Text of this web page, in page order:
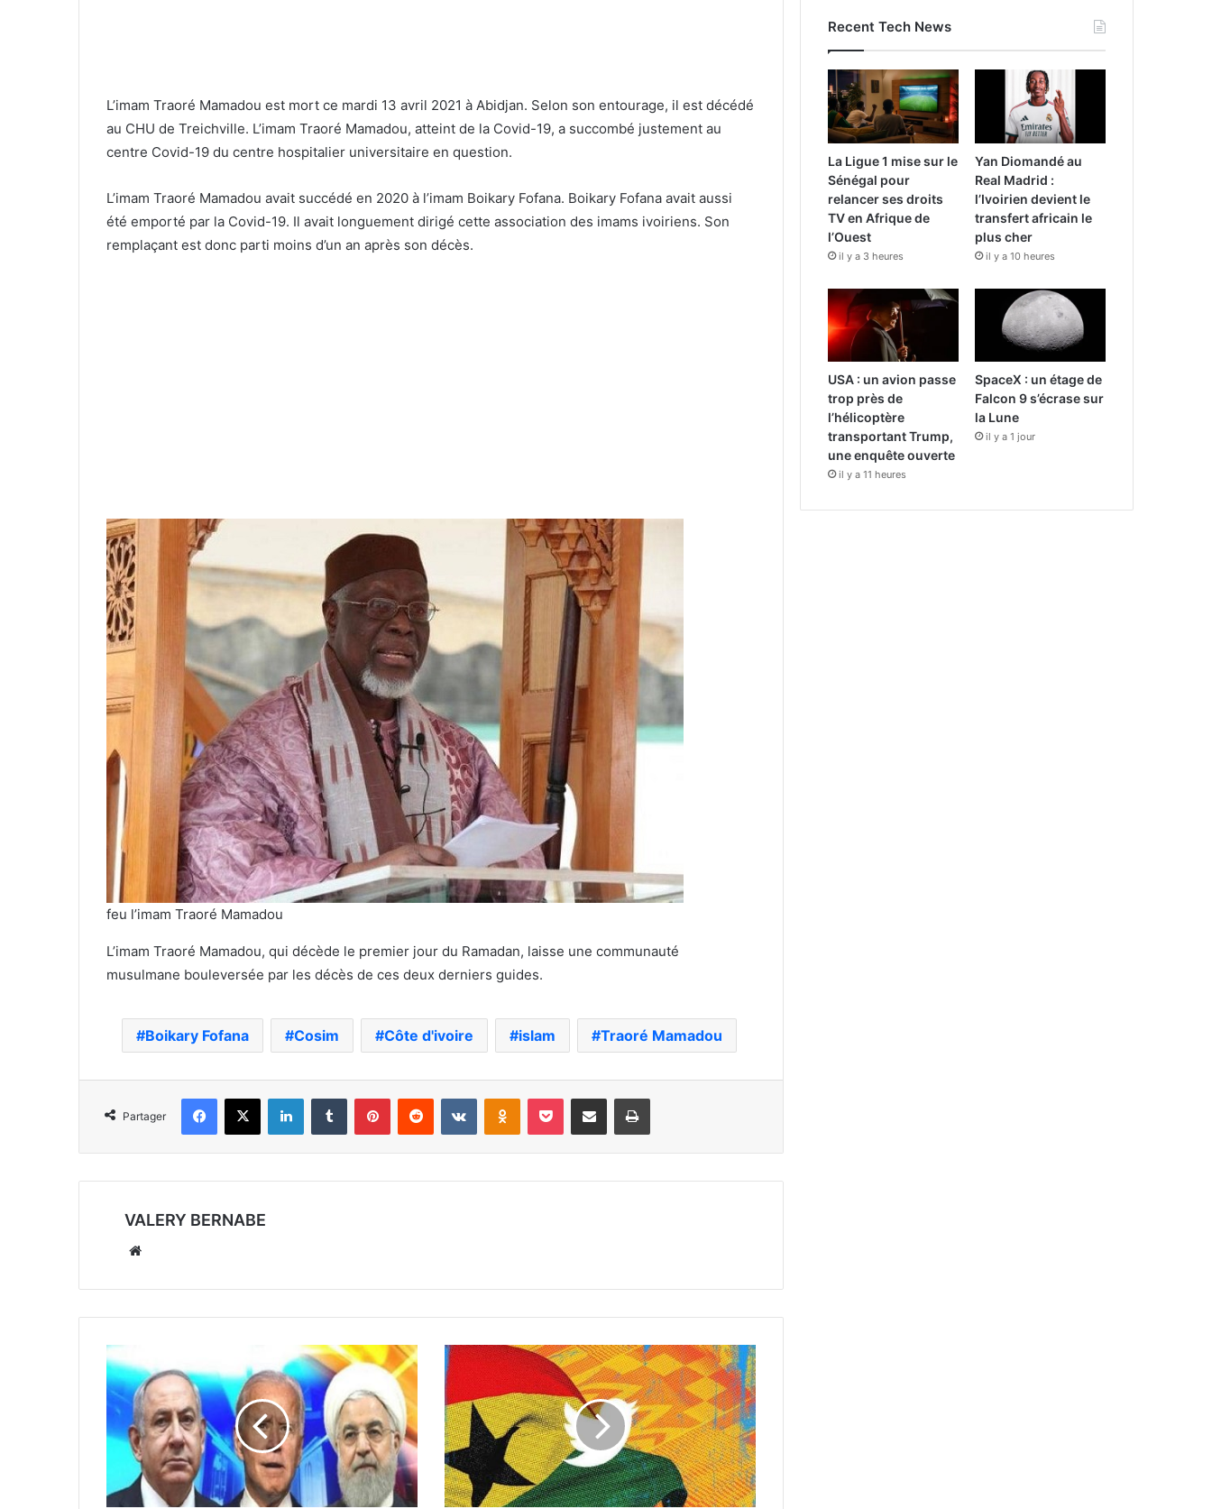
L’imam Traoré Mamadou est mort ce mardi 13 avril 2021 à Abidjan. Selon son entourage, il est décédé
au CHU de Treichville. L’imam Traoré Mamadou, atteint de la Covid-19, a succombé justement au
centre Covid-19 du centre hospitalier universitaire en question.
L’imam Traoré Mamadou avait succédé en 2020 à l’imam Boikary Fofana. Boikary Fofana avait aussi
été emporté par la Covid-19. Il avait longuement dirigé cette association des imams ivoiriens. Son
remplaçant est donc parti moins d’un an après son décès.
feu l’imam Traoré Mamadou
L’imam Traoré Mamadou, qui décède le premier jour du Ramadan, laisse une communauté
musulmane bouleversée par les décès de ces deux derniers guides.
Boikary Fofana Cosim Côte d'ivoire islam Traoré Mamadou
Partager
Facebook
X LinkedinTumblr PinterestReddit VKontakteOdnoklassniki
Pocket Partager par email Imprimer
VALERY BERNABE
Recent Tech News
La Ligue 1 mise sur le
Sénégal pour
relancer ses droits
TV en Afrique de
l’Ouest
il y a 3 heures
Yan Diomandé au
Real Madrid :
l’Ivoirien devient le
transfert africain le
plus cher
il y a 10 heures
USA : un avion passe
trop près de
l’hélicoptère
transportant Trump,
une enquête ouverte
il y a 11 heures
SpaceX : un étage de
Falcon 9 s’écrase sur
la Lune
il y a 1 jour